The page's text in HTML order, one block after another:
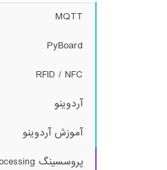
MQTT
PyBoard
RFID / NFC
آردوینو
آموزش آردوینو
پروسسینگ Processing